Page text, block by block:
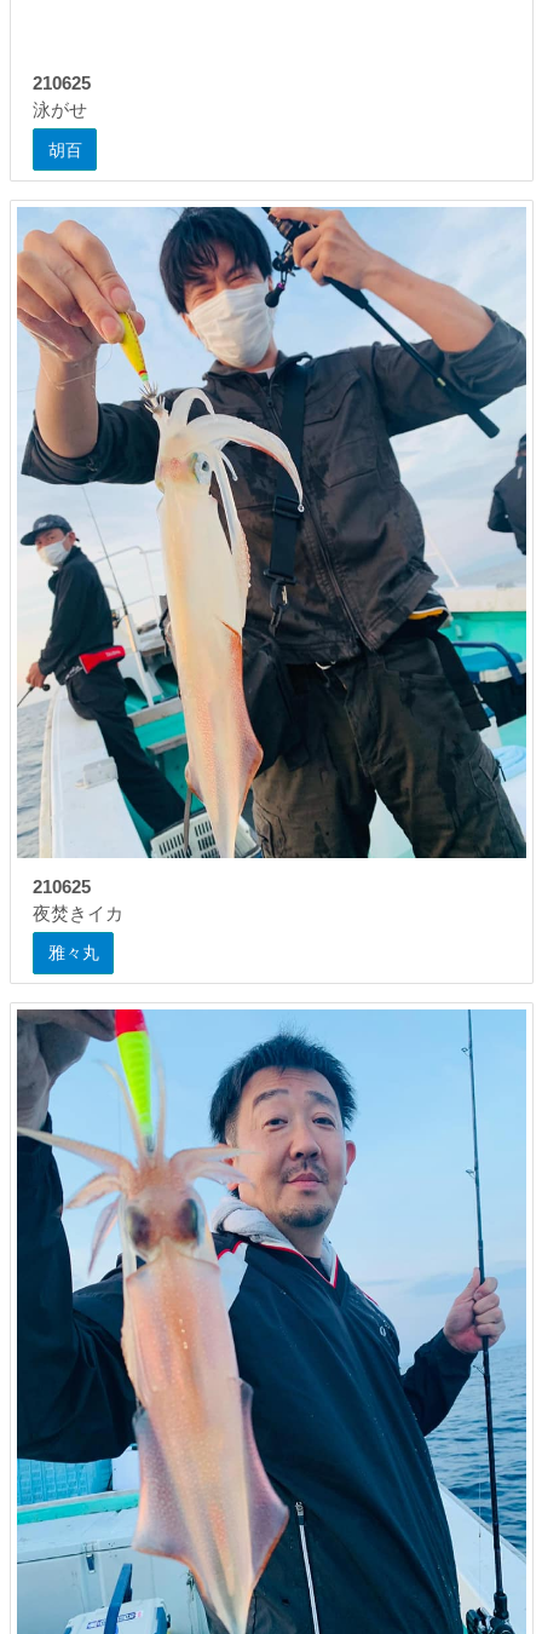
210625
泳がせ
胡百
210625
夜焚きイカ
雅々丸